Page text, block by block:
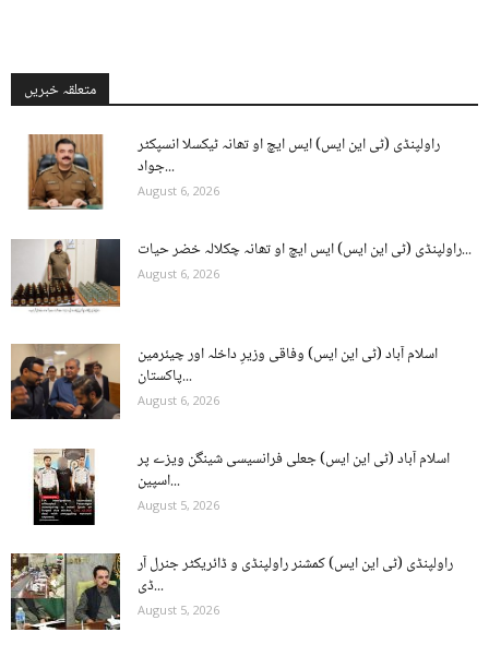
متعلقہ خبریں
راولپنڈی (ٹی این ایس) ایس ایچ او تھانہ ٹیکسلا انسپکٹر
جواد...
August 6, 2026
راولپنڈی (ٹی این ایس) ایس ایچ او تھانہ چکلالہ خضر حیات...
August 6, 2026
اسلام آباد (ٹی این ایس) وفاقی وزیرِ داخلہ اور چیئرمین
پاکستان...
August 6, 2026
اسلام آباد (ٹی این ایس) جعلی فرانسیسی شینگن ویزے پر
اسپین...
August 5, 2026
راولپنڈی (ٹی این ایس) کمشنر راولپنڈی و ڈائریکٹر جنرل آر
ڈی...
August 5, 2026